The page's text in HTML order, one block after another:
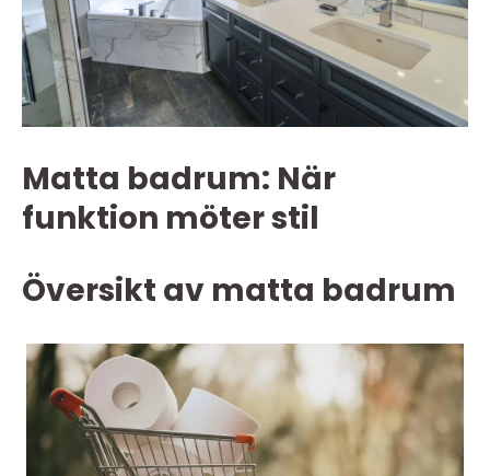
Matta badrum: När
funktion möter stil
Översikt av matta badrum